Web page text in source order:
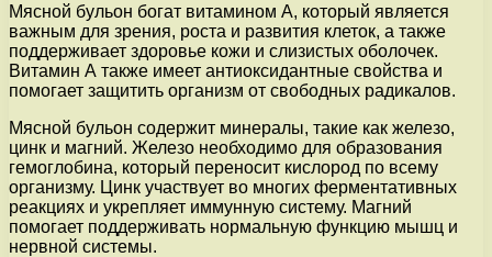
Мясной бульон богат витамином А, который является
важным для зрения, роста и развития клеток, а также
поддерживает здоровье кожи и слизистых оболочек.
Витамин А также имеет антиоксидантные свойства и
помогает защитить организм от свободных радикалов.
Мясной бульон содержит минералы, такие как железо,
цинк и магний. Железо необходимо для образования
гемоглобина, который переносит кислород по всему
организму. Цинк участвует во многих ферментативных
реакциях и укрепляет иммунную систему. Магний
помогает поддерживать нормальную функцию мышц и
нервной системы.